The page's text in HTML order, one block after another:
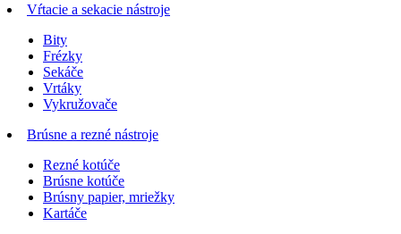
Vŕtacie a sekacie nástroje
Bity
Frézky
Sekáče
Vrtáky
Vykružovače
Brúsne a rezné nástroje
Rezné kotúče
Brúsne kotúče
Brúsny papier, mriežky
Kartáče